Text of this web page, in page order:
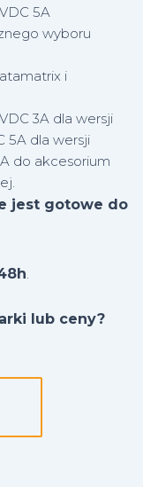
5A
wyboru
i
3A dla wersji
5A dla wersji
do akcesorium
jest gotowe do
.
lub ceny?